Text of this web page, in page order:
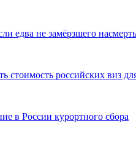
едва не замёрзшего
стоимость российских виз
в России курортного сбора